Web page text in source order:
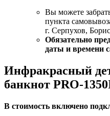
Вы можете
пункта
г. Серпухов,
Обязательно
даты и времени
Инфракрасный
банкнот PRO-
В стоимость включено